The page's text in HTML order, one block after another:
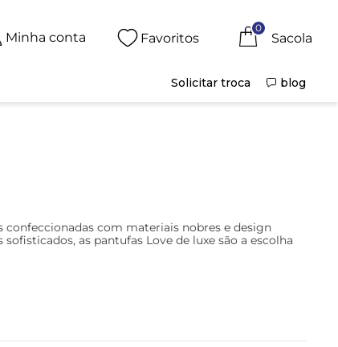
Minha conta Favoritos
0
Solicitar troca blog
confeccionadas com materiais nobres e design
as pantufas Love de luxe são a escolha